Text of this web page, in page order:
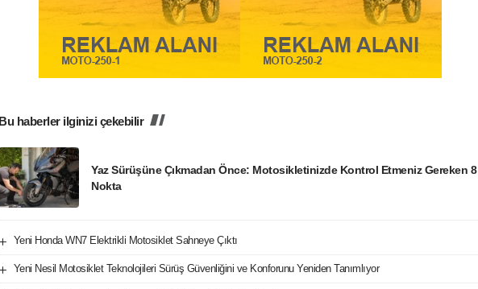
Bu haberler ilginizi çekebilir
Yaz Sürüşüne Çıkmadan Önce: Motosikletinizde Kontrol Etmeniz Gereken 8
Nokta
Yeni Honda WN7 Elektrikli Motosiklet Sahneye Çıktı
Yeni Nesil Motosiklet Teknolojileri Sürüş Güvenliğini ve Konforunu Yeniden Tanımlıyor